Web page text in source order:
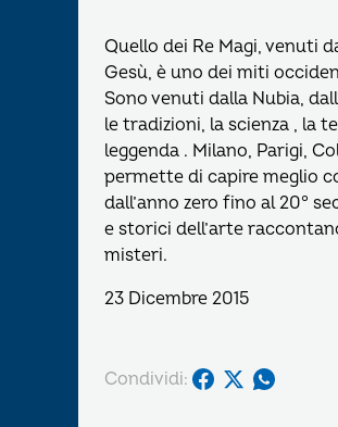
Quello dei Re Magi, venuti
Gesù, è uno dei miti
Sono venuti dalla Nubia,
le tradizioni, la scienza , la
leggenda . Milano, Parigi,
permette di capire meglio
dall’anno zero fino al 20°
e storici dell’arte
misteri.
23 Dicembre 2015
Condividi: